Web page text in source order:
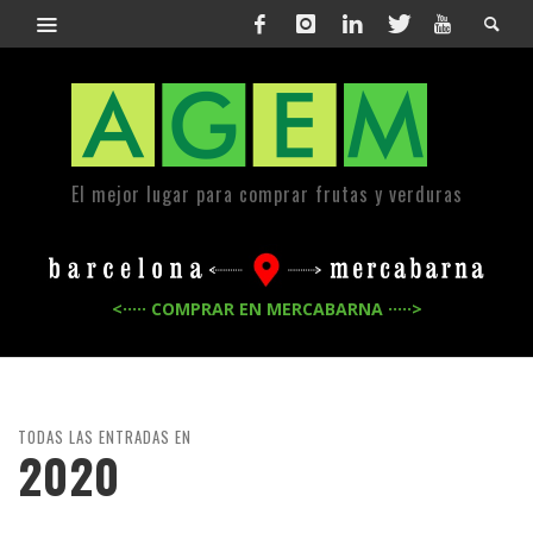
El mejor lugar para comprar frutas y verduras
<····· COMPRAR EN MERCABARNA ·····>
TODAS LAS ENTRADAS EN
2020